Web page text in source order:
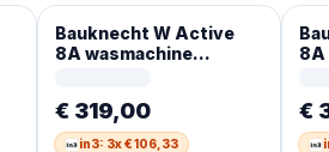
Bauknecht W Active
8A wasmachine
€ 319,00
in3: 3x € 106,33
8A
€